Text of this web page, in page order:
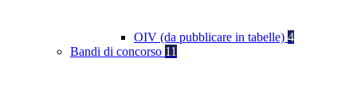
OIV (da pubblicare in tabelle) 4
Bandi di concorso 11